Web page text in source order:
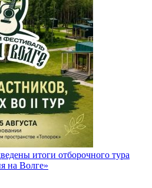
итоги отборочного тура
на Волге»